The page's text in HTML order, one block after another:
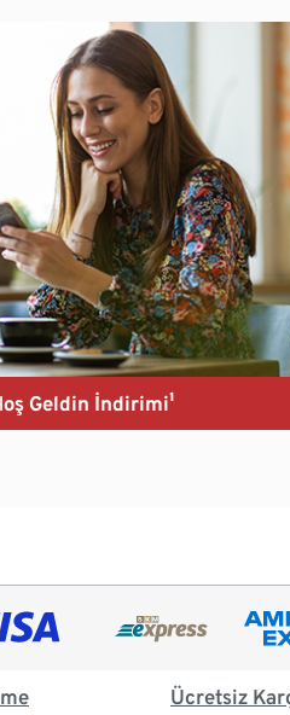
Geldin İndirimi¹
Ücretsiz